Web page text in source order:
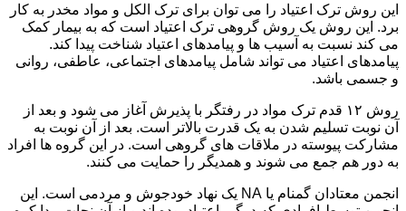
این روش ترک اعتیاد را می توان برای ترک الکل و مواد مخدر به کار
برد. این روش یک روش گروهی ترک اعتیاد است که به بیمار کمک
می کند نسبت به آسیب ها و پیامدهای اعتیاد شناخت پیدا کند.
پیامدهای اعتیاد می تواند شامل پیامدهای اجتماعی، عاطفی، روانی
و جسمی باشد.
روش ۱۲ قدم ترک مواد در رفتگر با پذیرش آغاز می شود و بعد از
آن نوبت تسلیم شدن به یک قدرت بالاتر است. بعد از آن نوبت به
مشارکت پیوسته در ملاقات های گروهی است. در این گروه ها افراد
به دور هم جمع می شوند و همدیگر را حمایت می کنند.
انجمن معتادان گمنام یا NA یک نهاد خودجوش و مردمی است. این